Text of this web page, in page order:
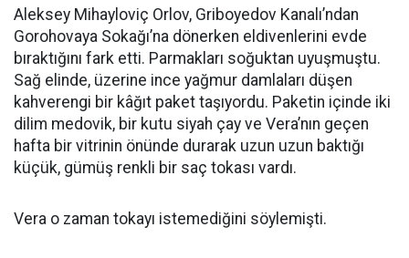
Aleksey Mihayloviç Orlov, Griboyedov Kanalı’ndan
Gorohovaya Sokağı’na dönerken eldivenlerini evde
bıraktığını fark etti. Parmakları soğuktan uyuşmuştu.
Sağ elinde, üzerine ince yağmur damlaları düşen
kahverengi bir kâğıt paket taşıyordu. Paketin içinde iki
dilim medovik, bir kutu siyah çay ve Vera’nın geçen
hafta bir vitrinin önünde durarak uzun uzun baktığı
küçük, gümüş renkli bir saç tokası vardı.
Vera o zaman tokayı istemediğini söylemişti.